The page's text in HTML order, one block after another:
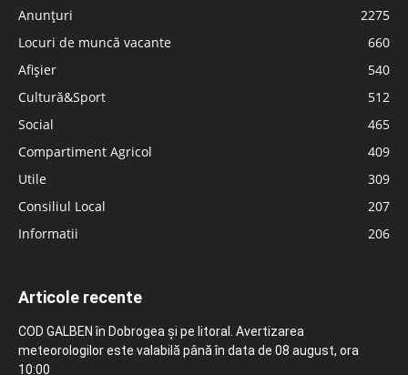
Anunțuri
2275
Locuri de muncă vacante
660
Afișier
540
Cultură&Sport
512
Social
465
Compartiment Agricol
409
Utile
309
Consiliul Local
207
Informatii
206
Articole recente
COD GALBEN în Dobrogea și pe litoral. Avertizarea
meteorologilor este valabilă până în data de 08 august, ora
10:00